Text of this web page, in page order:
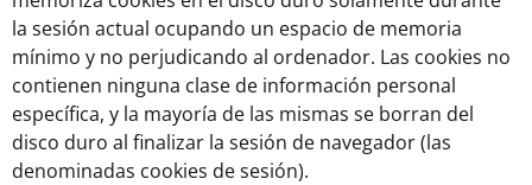
la sesión actual ocupando un espacio de memoria
mínimo y no perjudicando al ordenador. Las cookies no
contienen ninguna clase de información personal
específica, y la mayoría de las mismas se borran del
disco duro al finalizar la sesión de navegador (las
denominadas cookies de sesión).